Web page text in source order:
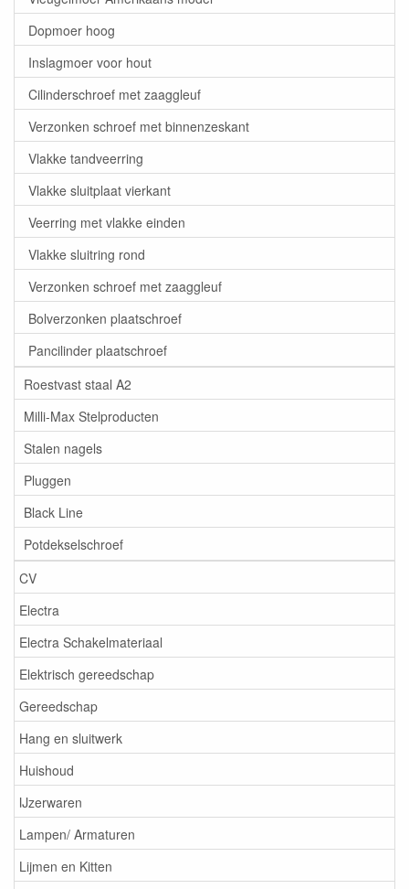
Dopmoer hoog
Inslagmoer voor hout
Cilinderschroef met zaaggleuf
Verzonken schroef met binnenzeskant
Vlakke tandveerring
Vlakke sluitplaat vierkant
Veerring met vlakke einden
Vlakke sluitring rond
Verzonken schroef met zaaggleuf
Bolverzonken plaatschroef
Pancilinder plaatschroef
Roestvast staal A2
Milli-Max Stelproducten
Stalen nagels
Pluggen
Black Line
Potdekselschroef
CV
Electra
Electra Schakelmateriaal
Elektrisch gereedschap
Gereedschap
Hang en sluitwerk
Huishoud
IJzerwaren
Lampen/ Armaturen
Lijmen en Kitten